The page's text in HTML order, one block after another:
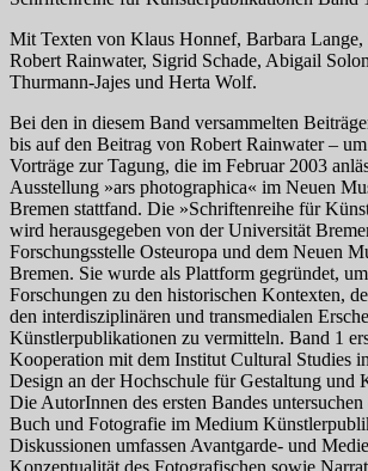
Mit Texten von Klaus Honnef, Barbara
Robert Rainwater, Sigrid Schade, Abigail
Thurmann-Jajes und Herta Wolf.
Bei den in diesem Band versammelten
bis auf den Beitrag von Robert Rainwater –
Vorträge zur Tagung, die im Februar 2003
Ausstellung »ars photographica« im Neuen
Bremen stattfand. Die »Schriftenreihe für
wird herausgegeben von der Universität
Forschungsstelle Osteuropa und dem Neuen
Bremen. Sie wurde als Plattform gegründet,
Forschungen zu den historischen Kontexten,
den interdisziplinären und transmedialen
Künstlerpublikationen zu vermitteln. Band 1
Kooperation mit dem Institut Cultural Studies
Design an der Hochschule für Gestaltung und
Die AutorInnen des ersten Bandes
Buch und Fotografie im Medium
Diskussionen umfassen Avantgarde- und
Konzeptualität des Fotografischen sowie